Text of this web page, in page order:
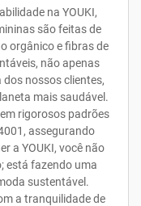
na YOUKI,
são feitas de
orgânico e fibras de
não apenas
nossos clientes,
mais saudável.
rigorosos padrões
assegurando
a YOUKI, você não
está fazendo uma
sustentável.
a tranquilidade de